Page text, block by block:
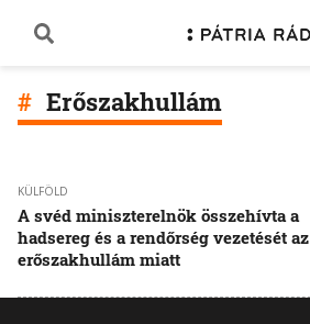
Erőszakhullám
KÜLFÖLD
A svéd miniszterelnök összehívta a
hadsereg és a rendőrség vezetését az
erőszakhullám miatt